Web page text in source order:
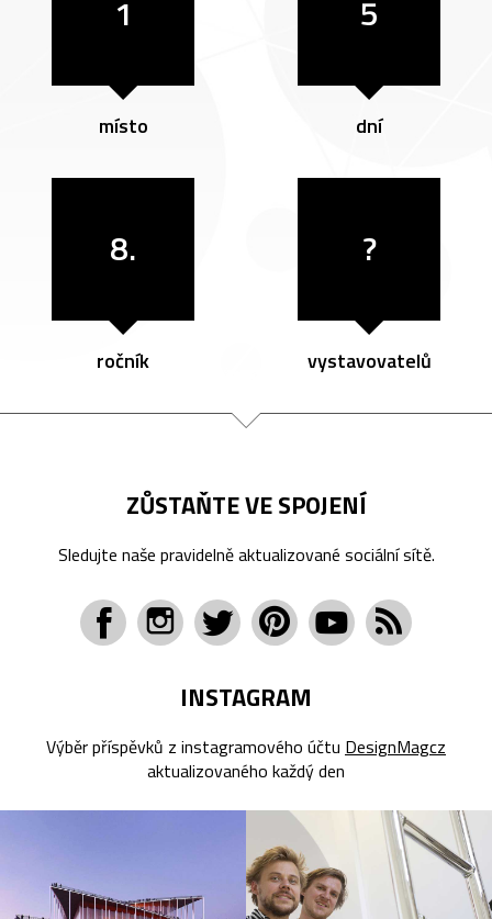
1
místo
5
dní
8.
ročník
?
vystavovatelů
ZŮSTAŇTE VE SPOJENÍ
Sledujte naše pravidelně aktualizované sociální sítě.
INSTAGRAM
Výběr příspěvků z instagramového účtu DesignMagcz
aktualizovaného každý den